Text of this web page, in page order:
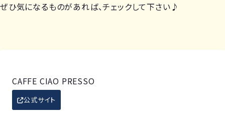
ぜひ気になるものがあれば、チェックして下さい♪
CAFFE CIAO PRESSO
公式サイト